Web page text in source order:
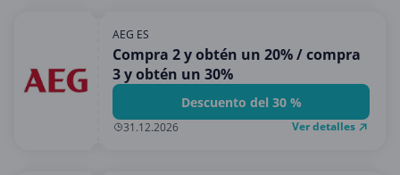
AEG ES
Compra 2 y obtén un 20% / compra
3 y obtén un 30%
Descuento del 30 %
31.12.2026 Ver detalles